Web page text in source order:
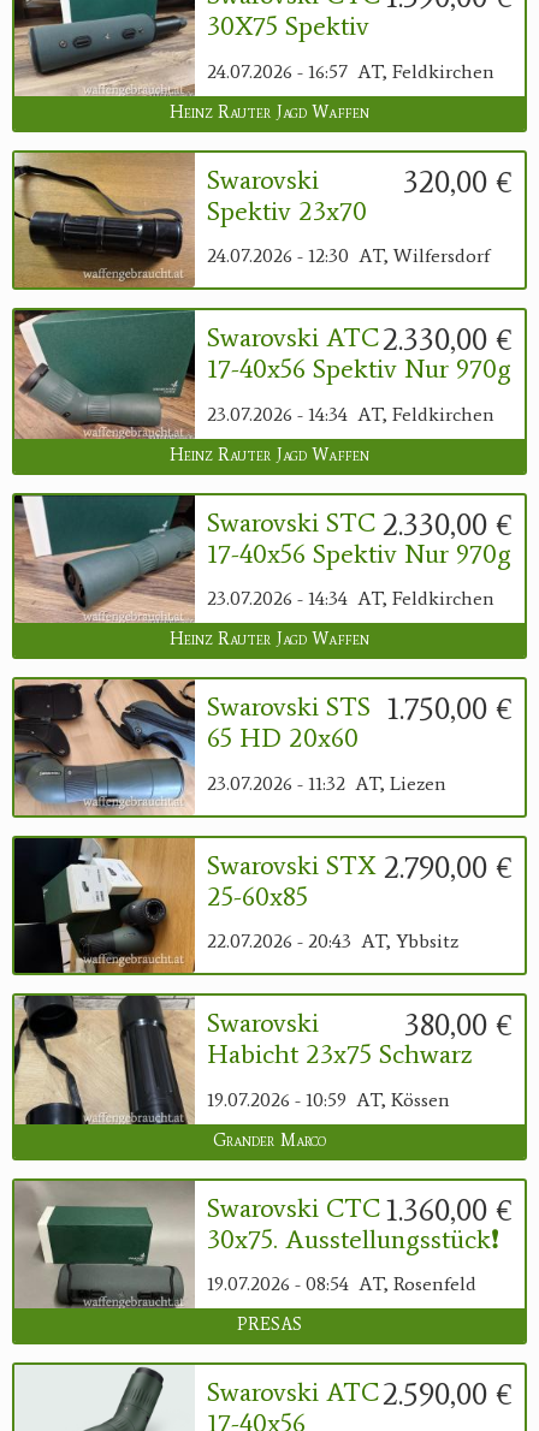
30X75 Spektiv
24.07.2026 - 16:57 AT, Feldkirchen
Heinz Rauter Jagd Waffen
320,00 €
Swarovski
Spektiv 23x70
24.07.2026 - 12:30 AT, Wilfersdorf
2.330,00 €
Swarovski ATC
17-40x56 Spektiv Nur 970g
23.07.2026 - 14:34 AT, Feldkirchen
Heinz Rauter Jagd Waffen
2.330,00 €
Swarovski STC
17-40x56 Spektiv Nur 970g
23.07.2026 - 14:34 AT, Feldkirchen
Heinz Rauter Jagd Waffen
1.750,00 €
Swarovski STS
65 HD 20x60
23.07.2026 - 11:32 AT, Liezen
2.790,00 €
Swarovski STX
25-60x85
22.07.2026 - 20:43 AT, Ybbsitz
380,00 €
Swarovski
Habicht 23x75 Schwarz
19.07.2026 - 10:59 AT, Kössen
Grander Marco
1.360,00 €
Swarovski CTC
30x75. Ausstellungsstück❗️
19.07.2026 - 08:54 AT, Rosenfeld
PRESAS
2.590,00 €
Swarovski ATC
17-40x56